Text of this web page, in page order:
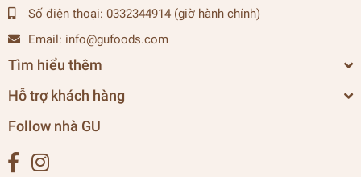
Số điện thoại: 0332344914 (giờ hành chính)
Email: info@gufoods.com
Tìm hiểu thêm
Hỗ trợ khách hàng
Follow nhà GU